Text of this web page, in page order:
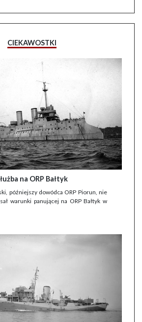
CIEKAWOSTKI
na ORP Bałtyk
późniejszy dowódca ORP Piorun, nie
warunki panującej na ORP Bałtyk w